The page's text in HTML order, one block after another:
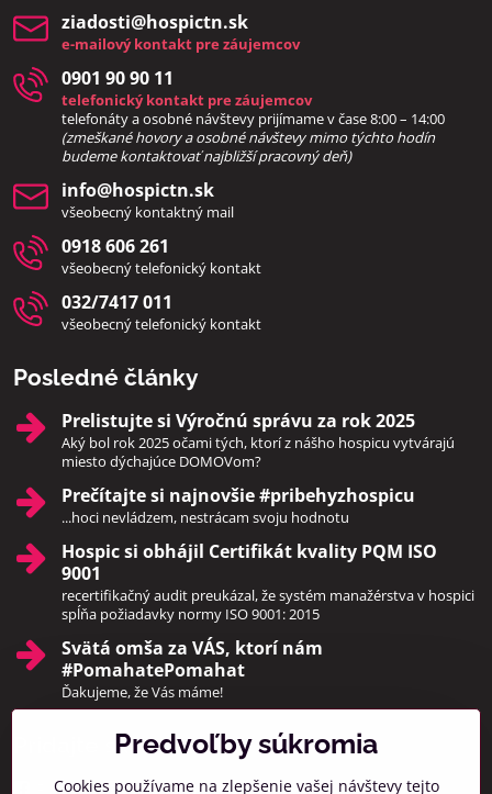
ziadosti​@hospictn​.sk
e-mailový kontakt pre záujemcov
0901 90 90 11
telefonický kontakt pre záujemcov
telefonáty a osobné návštevy prijímame v čase 8:00 – 14:00
(zmeškané hovory a osobné návštevy mimo týchto hodín
budeme kontaktovať najbližší pracovný deň)
info​@hospictn​.sk
všeobecný kontaktný mail
0918 606 261
všeobecný telefonický kontakt
032/7417 011
všeobecný telefonický kontakt
Posledné články
Prelistujte si Výročnú správu za rok 2025
Aký bol rok 2025 očami tých, ktorí z nášho hospicu vytvárajú
miesto dýchajúce DOMOVom?
Prečítajte si najnovšie #pribehyzhospicu
...hoci nevládzem, nestrácam svoju hodnotu
Hospic si obhájil Certifikát kvality PQM ISO
9001
recertifikačný audit preukázal, že systém manažérstva v hospici
spĺňa požiadavky normy ISO 9001: 2015
Svätá omša za VÁS, ktorí nám
#PomahatePomahat
Ďakujeme, že Vás máme!
Pridajte sa k nám
Facebook Instagram
Predvoľby súkromia
Cookies používame na zlepšenie vašej návštevy tejto